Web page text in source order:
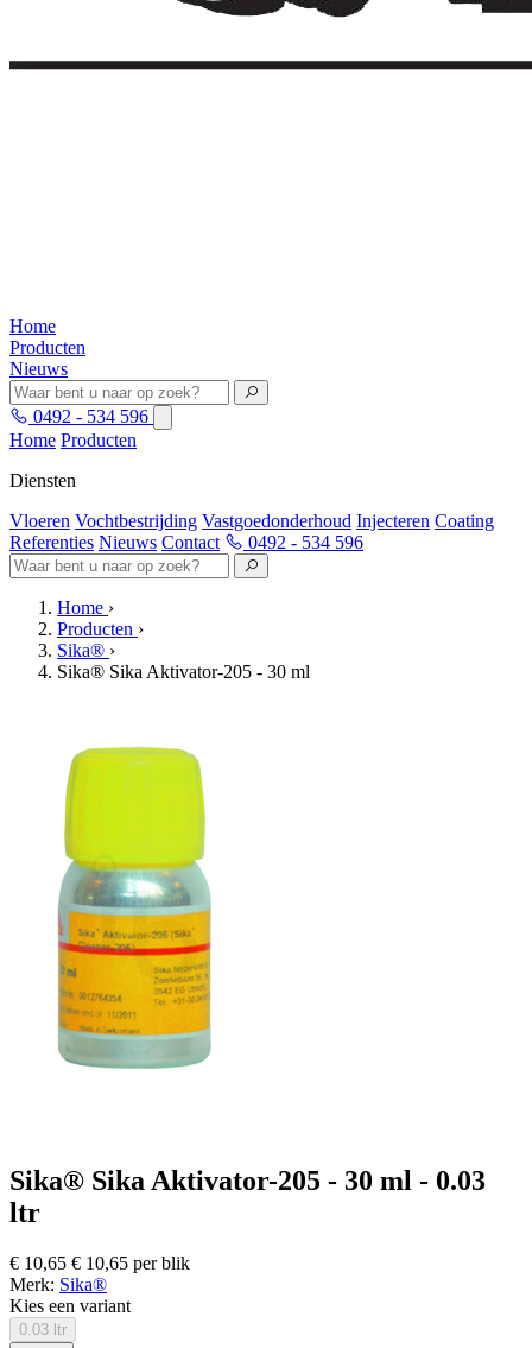
Home
Producten
Nieuws
0492 - 534 596
Home Producten
Diensten
Vloeren Vochtbestrijding Vastgoedonderhoud Injecteren Coating
Referenties Nieuws Contact 0492 - 534 596
Home ›
Producten ›
Sika® ›
Sika® Sika Aktivator-205 - 30 ml
Sika® Sika Aktivator-205 - 30 ml - 0.03
ltr
€ 10,65 € 10,65 per blik
Merk: Sika®
Kies een variant
0.03 ltr